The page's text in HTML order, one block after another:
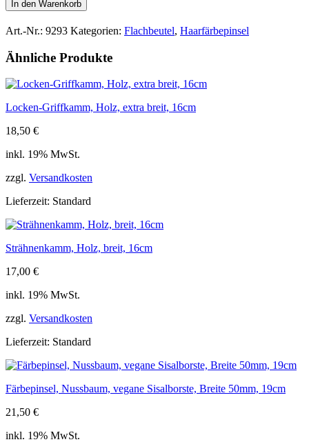
geölt,
vegane
Kunstborste,
50mm,
Menge
In den Warenkorb
Art.-Nr.: 9293 Kategorien: Flachbeutel, Haarfärbepinsel
Ähnliche Produkte
Locken-Griffkamm, Holz, extra breit, 16cm
18,50 €
inkl. 19% MwSt.
zzgl. Versandkosten
Lieferzeit: Standard
Strähnenkamm, Holz, breit, 16cm
17,00 €
inkl. 19% MwSt.
zzgl. Versandkosten
Lieferzeit: Standard
Färbepinsel, Nussbaum, vegane Sisalborste, Breite 50mm, 19cm
21,50 €
inkl. 19% MwSt.